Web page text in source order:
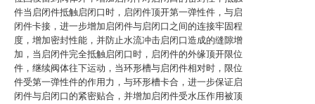
件当启闭件抵触启闭口时，启闭件顶开第一弹性件，与启
闭件卡接，进一步增加启闭件与启闭口之间的连接牢固程
度，增加密封性能，并防止水流冲击启闭口造成的缝隙增
加，当启闭件完全抵触启闭口时，启闭件的外缘顶开限位
件，继续阀体往下运动，当环形槽与启闭件相对时，限位
件受第一弹性件的作用力，与环形槽卡合，进一步保证启
闭件与启闭口的紧密贴合，并增加启闭件受水压作用被顶